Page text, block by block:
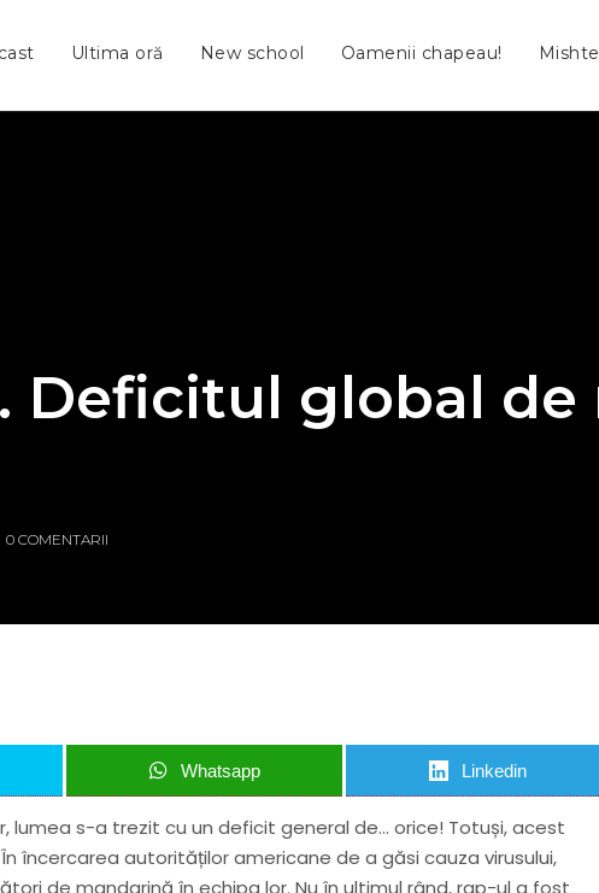
Ultima oră New school Oamenii chapeau!
Deficitul global de
0 COMENTARII
Whatsapp Linkedin
lumea s-a trezit cu un deficit general de… orice! Totuși, acest
încercarea autorităților americane de a găsi cauza virusului,
de mandarină în echipa lor. Nu în ultimul rând, rap-ul a fost